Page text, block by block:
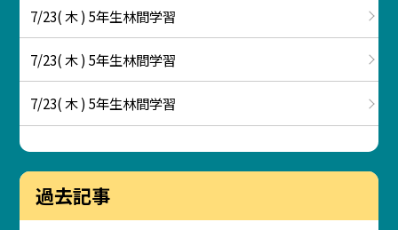
7/23( 木 ) 5年生林間学習
7/23( 木 ) 5年生林間学習
7/23( 木 ) 5年生林間学習
過去記事